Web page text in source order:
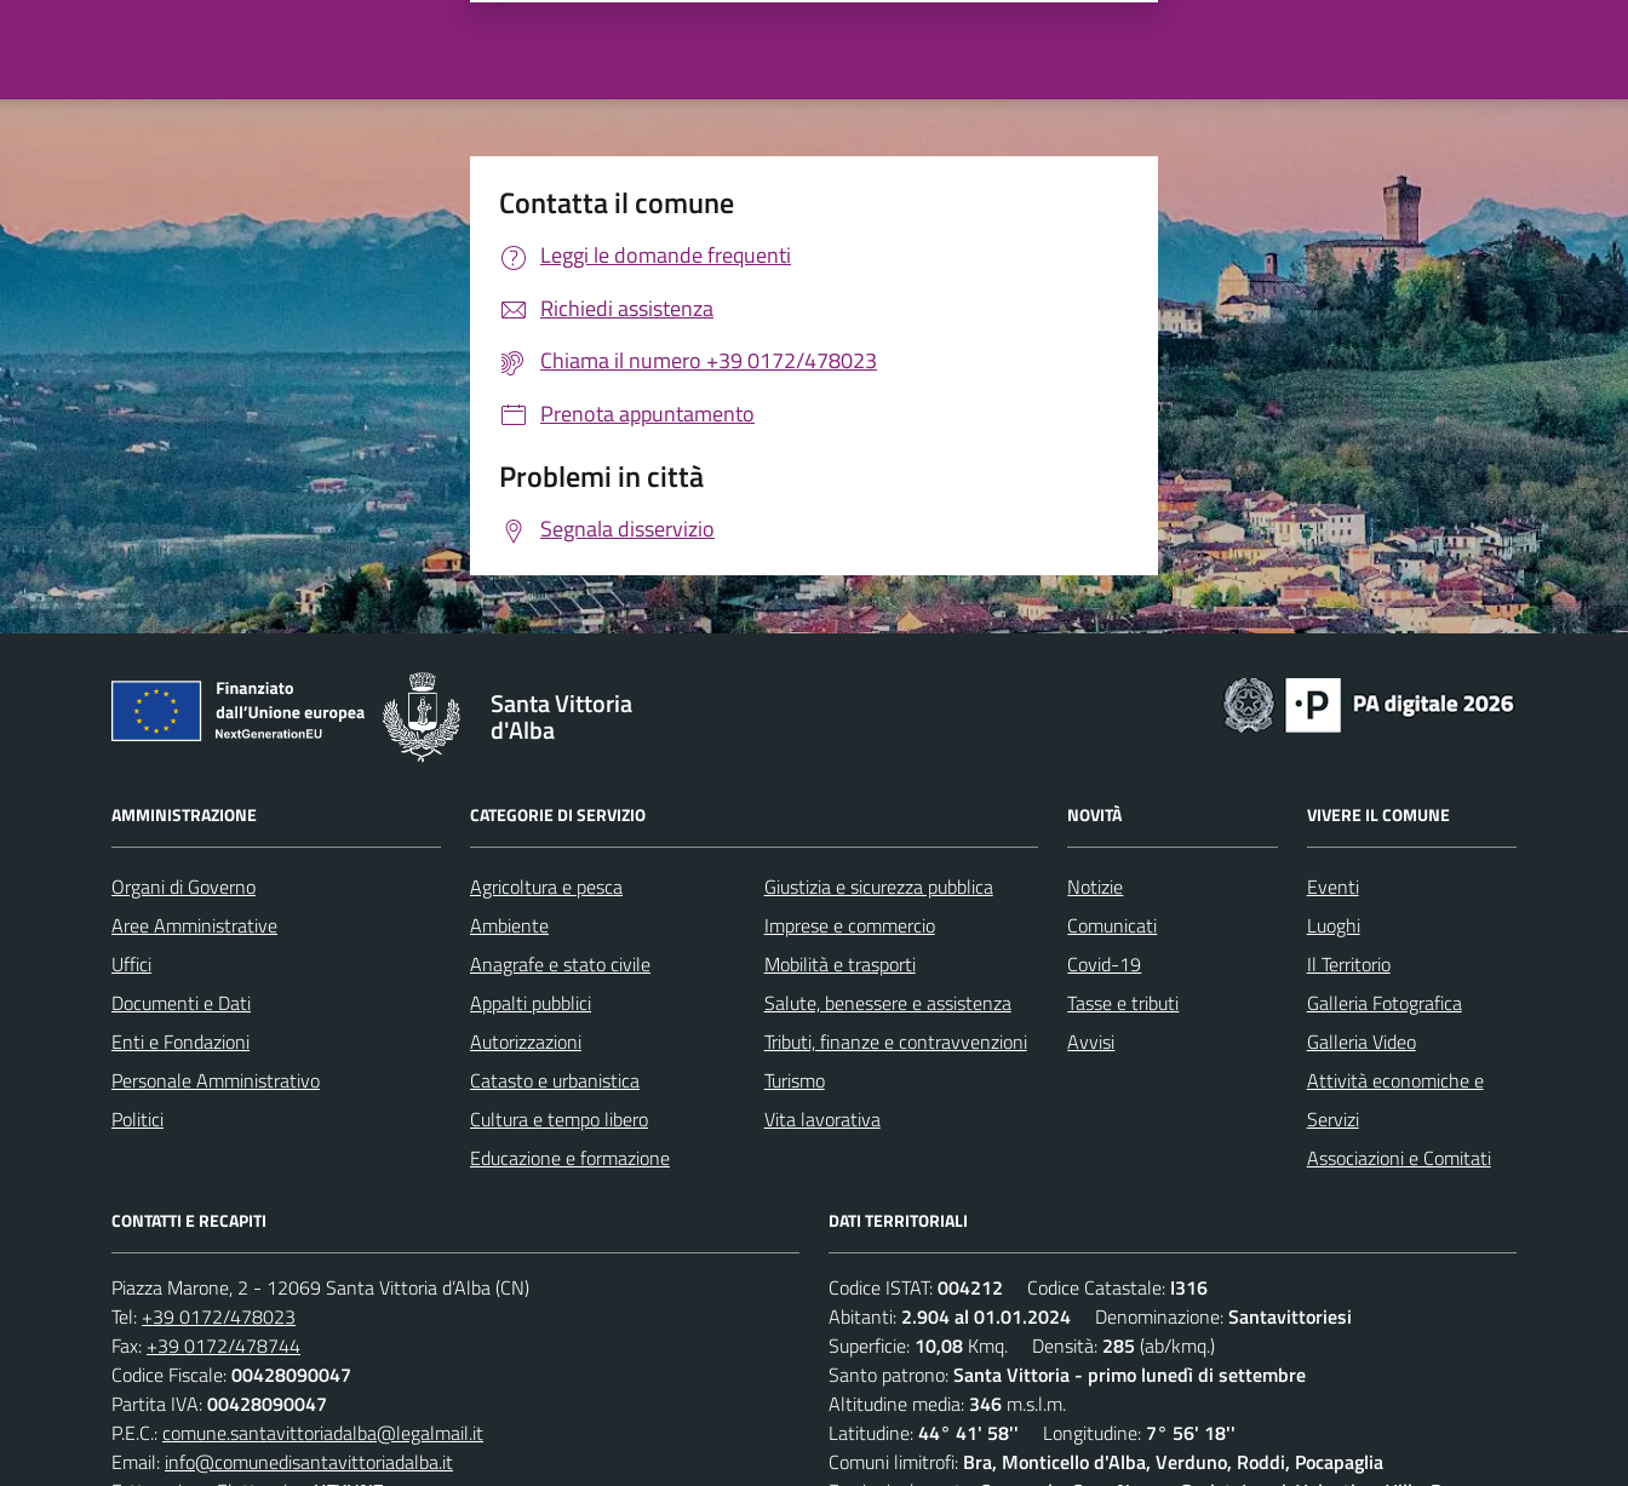
Contatta il comune
Leggi le domande frequenti
Richiedi assistenza
Chiama il numero +39 0172/478023
Prenota appuntamento
Problemi in città
Segnala disservizio
Santa Vittoria
d'Alba
AMMINISTRAZIONE
Organi di Governo
Aree Amministrative
Uffici
Documenti e Dati
Enti e Fondazioni
Personale Amministrativo
Politici
CATEGORIE DI SERVIZIO
Agricoltura e pesca
Ambiente
Anagrafe e stato civile
Appalti pubblici
Autorizzazioni
Catasto e urbanistica
Cultura e tempo libero
Educazione e formazione
Giustizia e sicurezza pubblica
Imprese e commercio
Mobilità e trasporti
Salute, benessere e assistenza
Tributi, finanze e contravvenzioni
Turismo
Vita lavorativa
NOVITÀ
Notizie
Comunicati
Covid-19
Tasse e tributi
Avvisi
VIVERE IL COMUNE
Eventi
Luoghi
Il Territorio
Galleria Fotografica
Galleria Video
Attività economiche e
Servizi
Associazioni e Comitati
CONTATTI E RECAPITI
Piazza Marone, 2 - 12069 Santa Vittoria d’Alba (CN)
Tel: +39 0172/478023
Fax: +39 0172/478744
Codice Fiscale:00428090047
Partita IVA:00428090047
P.E.C.:comune.santavittoriadalba@legalmail.it
Email: info@comunedisantavittoriadalba.it
DATI TERRITORIALI
Codice ISTAT:004212 Codice Catastale: I316
Abitanti: 2.904 al 01.01.2024 Denominazione:Santavittoriesi
Superficie: 10,08 Kmq. Densità: 285 (ab/kmq.)
Santo patrono:Santa Vittoria - primo lunedì di settembre
Altitudine media: 346 m.s.l.m.
Latitudine:44° 41' 58'' Longitudine: 7° 56' 18''
Comuni limitrofi: Bra, Monticello d'Alba, Verduno, Roddi, Pocapaglia